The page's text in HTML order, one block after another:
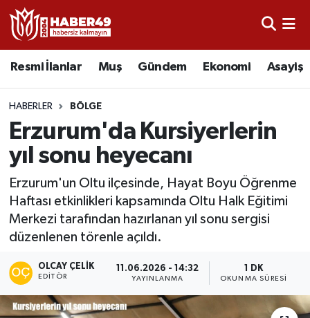
Resmi İlanlar Muş Gündem Ekonomi Asayiş
HABERLER BÖLGE
Erzurum'da Kursiyerlerin
yıl sonu heyecanı
Erzurum'un Oltu ilçesinde, Hayat Boyu Öğrenme
Haftası etkinlikleri kapsamında Oltu Halk Eğitimi
Merkezi tarafından hazırlanan yıl sonu sergisi
düzenlenen törenle açıldı.
OLCAY ÇELIK
EDITÖR
11.06.2026 - 14:32
YAYINLANMA
1 DK
OKUNMA SÜRESI
Resmi İlanlar
Asayiş
Eğitim
Ekonomi
Gündem
Spor
Uşak Nöbetçi Eczaneler
Uşak Hava Durumu
Uşak Namaz Vakitleri
Uşak Trafik Yoğunluk Haritası
TFF 2.Lig Kırmızı Grup Puan Durumu ve Fikstür
Son Dakika Haberleri
Haber Arşivi